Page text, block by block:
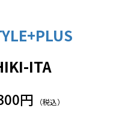
ITA
円 （税込）